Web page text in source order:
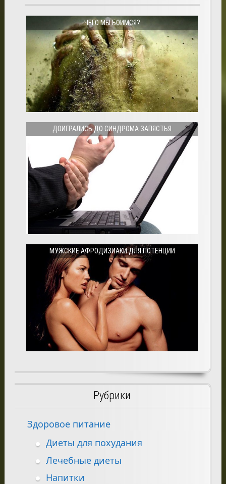
ЧЕГО МЫ БОИМСЯ?
ДОИГРАЛИСЬ ДО СИНДРОМА ЗАПЯСТЬЯ
МУЖСКИЕ АФРОДИЗИАКИ ДЛЯ ПОТЕНЦИИ
Рубрики
Здоровое питание
Диеты для похудания
Лечебные диеты
Напитки